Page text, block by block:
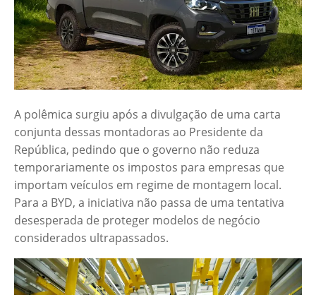
A polêmica surgiu após a divulgação de uma carta
conjunta dessas montadoras ao Presidente da
República, pedindo que o governo não reduza
temporariamente os impostos para empresas que
importam veículos em regime de montagem local.
Para a BYD, a iniciativa não passa de uma tentativa
desesperada de proteger modelos de negócio
considerados ultrapassados.